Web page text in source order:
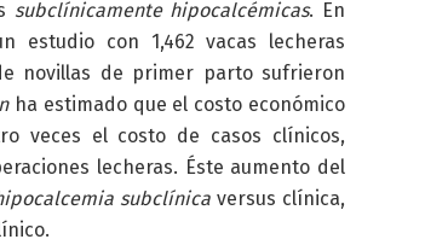
subclínicamente hipocalcémicas. En
estudio con 1,462 vacas lecheras
novillas de primer parto sufrieron
ha estimado que el costo económico
veces el costo de casos clínicos,
lecheras. Éste aumento del
subclínica versus clínica,